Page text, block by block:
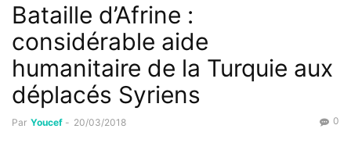
Bataille d’Afrine :
considérable aide
humanitaire de la Turquie aux
déplacés Syriens
Par Youcef - 20/03/2018 0